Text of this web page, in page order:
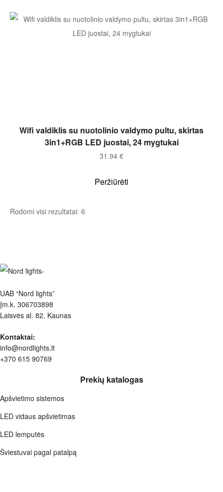
Į KREPŠELĮ
Wifi valdiklis su nuotolinio valdymo pultu, skirtas
3in1+RGB LED juostai, 24 mygtukai
31.94 €
Peržiūrėti
Rodomi visi rezultatai: 6
UAB “Nord lights”
Įm.k. 306703898
Laisvės al. 82, Kaunas
Kontaktai:
info@nordlights.lt
+370 615 90769
Prekių katalogas
Apšvietimo sistemos
LED vidaus apšvietimas
LED lemputės
Šviestuvai pagal patalpą